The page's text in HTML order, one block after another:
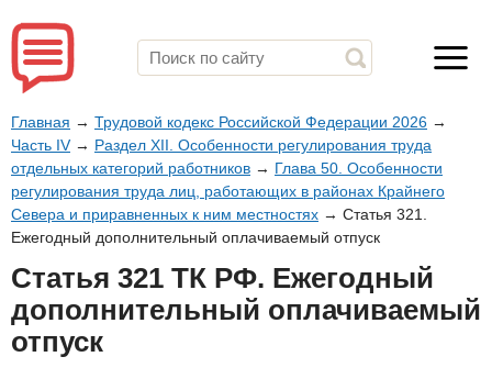
Главная → Трудовой кодекс Российской Федерации 2026 →
Часть IV→ Раздел XII. Особенности регулирования труда
отдельных категорий работников → Глава 50. Особенности
регулирования труда лиц, работающих в районах Крайнего
Севера и приравненных к ним местностях → Статья 321.
Ежегодный дополнительный оплачиваемый отпуск
Статья 321 ТК РФ. Ежегодный
дополнительный оплачиваемый
отпуск